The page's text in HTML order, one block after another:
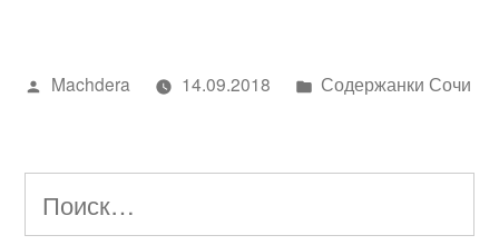
Написано
Machdera 14.09.2018
Написано
Содержанки Сочи
Найти: